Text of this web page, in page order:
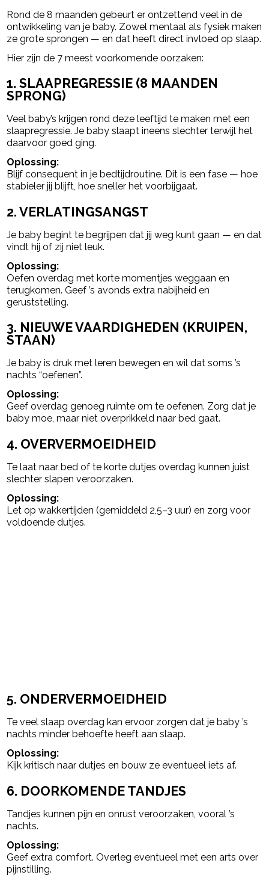
Rond de 8 maanden gebeurt er ontzettend veel in de
ontwikkeling van je baby. Zowel mentaal als fysiek maken
ze grote sprongen — en dat heeft direct invloed op slaap.
Hier zijn de 7 meest voorkomende oorzaken:
1. SLAAPREGRESSIE (8 MAANDEN
SPRONG)
Veel baby’s krijgen rond deze leeftijd te maken met een
slaapregressie. Je baby slaapt ineens slechter terwijl het
daarvoor goed ging.
Oplossing:
Blijf consequent in je bedtijdroutine. Dit is een fase — hoe
stabieler jij blijft, hoe sneller het voorbijgaat.
2. VERLATINGSANGST
Je baby begint te begrijpen dat jij weg kunt gaan — en dat
vindt hij of zij niet leuk.
Oplossing:
Oefen overdag met korte momentjes weggaan en
terugkomen. Geef ’s avonds extra nabijheid en
geruststelling.
3. NIEUWE VAARDIGHEDEN (KRUIPEN,
STAAN)
Je baby is druk met leren bewegen en wil dat soms ’s
nachts “oefenen”.
Oplossing:
Geef overdag genoeg ruimte om te oefenen. Zorg dat je
baby moe, maar niet overprikkeld naar bed gaat.
4. OVERVERMOEIDHEID
Te laat naar bed of te korte dutjes overdag kunnen juist
slechter slapen veroorzaken.
Oplossing:
Let op wakkertijden (gemiddeld 2,5–3 uur) en zorg voor
voldoende dutjes.
5. ONDERVERMOEIDHEID
Te veel slaap overdag kan ervoor zorgen dat je baby ’s
nachts minder behoefte heeft aan slaap.
Oplossing:
Kijk kritisch naar dutjes en bouw ze eventueel iets af.
6. DOORKOMENDE TANDJES
Tandjes kunnen pijn en onrust veroorzaken, vooral ’s
nachts.
Oplossing:
Geef extra comfort. Overleg eventueel met een arts over
pijnstilling.